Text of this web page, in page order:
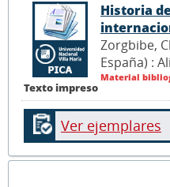
Texto impreso
Historia
Zorgbibe,
España) :
Material
Ver ejemplares